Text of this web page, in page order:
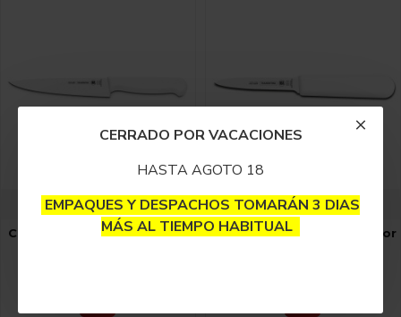
CERRADO POR VACACIONES
HASTA AGOTO 18
EMPAQUES Y DESPACHOS TOMARÁN 3 DIAS
MÁS AL TIEMPO HABITUAL
Tramontina
Cuchillo Profesional Chef 6
Tramontina
Cuchillo Profesional Pelador